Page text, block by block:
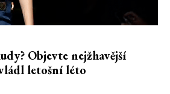
Objevte nejžhavější
letošní léto